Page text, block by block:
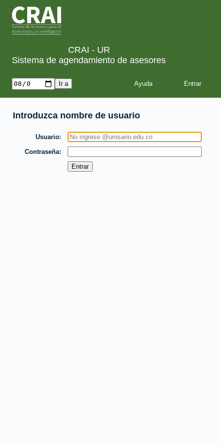
CRAI - UR
Sistema de agendamiento de asesores
Ayuda
Introduzca nombre de usuario
Usuario
Contraseña